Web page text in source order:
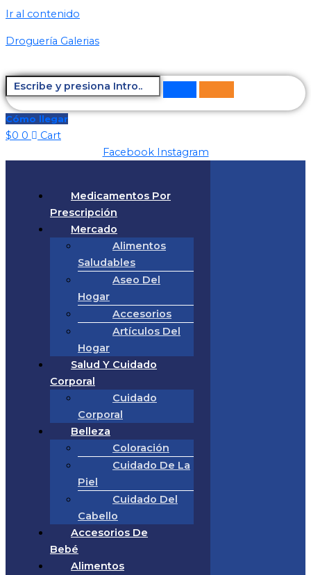
Ir al contenido
Droguería Galerias
Cómo llegar
$0 0
Cart
Facebook Instagram
Medicamentos Por
Prescripción
Mercado
Alimentos
Saludables
Aseo Del
Hogar
Accesorios
Artículos Del
Hogar
Salud Y Cuidado
Corporal
Cuidado
Corporal
Belleza
Coloración
Cuidado De La
Piel
Cuidado Del
Cabello
Accesorios De
Bebé
Alimentos